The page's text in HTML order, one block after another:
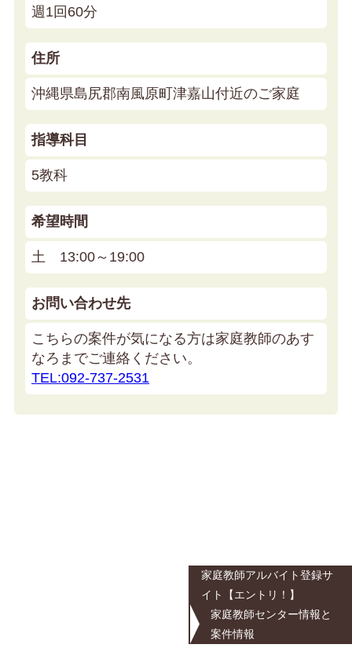
週1回60分
住所
沖縄県島尻郡南風原町津嘉山付近のご家庭
指導科目
5教科
希望時間
土 13:00～19:00
お問い合わせ先
こちらの案件が気になる方は家庭教師のあす
なろまでご連絡ください。
TEL:092-737-2531
家庭教師アルバイト登録サ
イト【エントリ！】
家庭教師センター情報と
案件情報